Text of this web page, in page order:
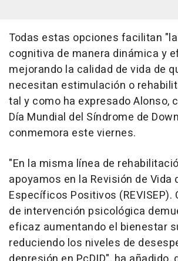
Todas estas opciones facilitan
cognitiva de manera dinámica y
mejorando la calidad de vida de
necesitan estimulación o
tal y como ha expresado Alonso,
Día Mundial del Síndrome de
conmemora este viernes.
"En la misma línea de
apoyamos en la Revisión de Vida
Específicos Positivos (REVISEP).
de intervención psicológica
eficaz aumentando el bienestar
reduciendo los niveles de